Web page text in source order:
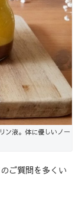
ン液。体に優しいノー
ご質問を多くい